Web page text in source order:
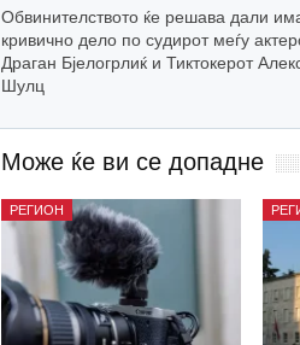
Обвинителството ќе решава дали
кривично дело по судирот меѓу
Драган Бјелогрлиќ и Тиктокерот
Шулц
Може ќе ви се допадне
РЕГИОН